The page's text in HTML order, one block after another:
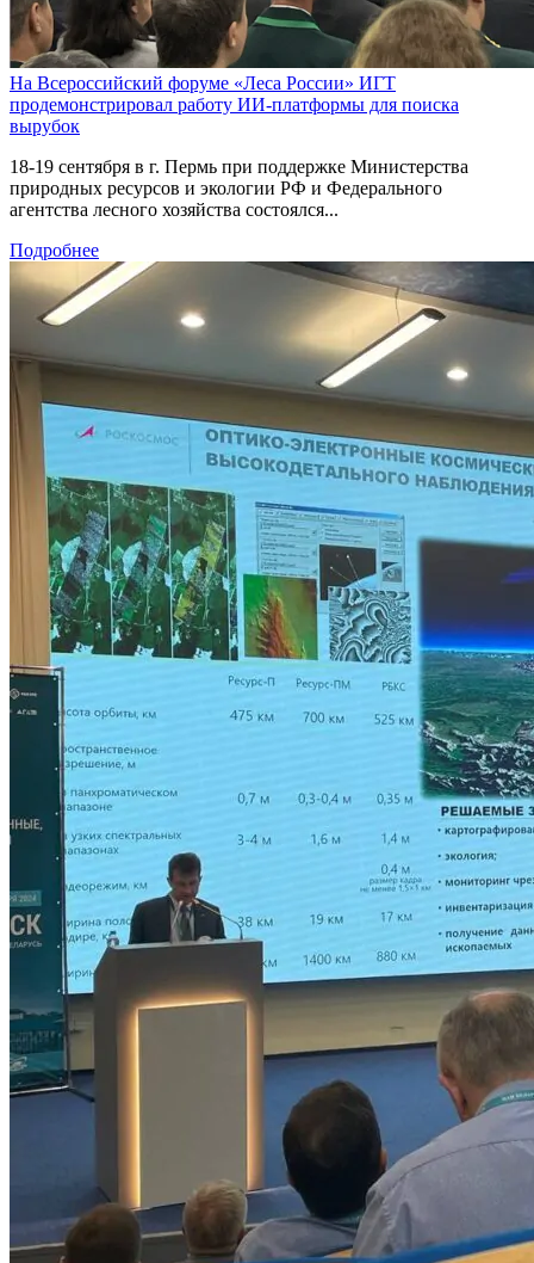
На Всероссийский форуме «Леса России» ИГТ
продемонстрировал работу ИИ-платформы для поиска
вырубок
18-19 сентября в г. Пермь при поддержке Министерства
природных ресурсов и экологии РФ и Федерального
агентства лесного хозяйства состоялся...
Подробнее